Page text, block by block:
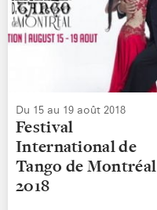
Du 15 au 19 août 2018
Festival
International de
Tango de Montréal
2018